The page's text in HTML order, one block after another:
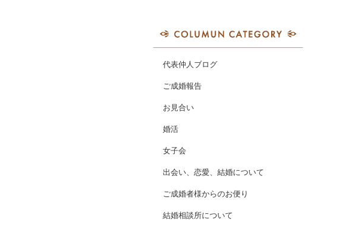
代表仲人ブログ
ご成婚報告
お見合い
婚活
女子会
出会い、恋愛、結婚について
ご成婚者様からのお便り
結婚相談所について